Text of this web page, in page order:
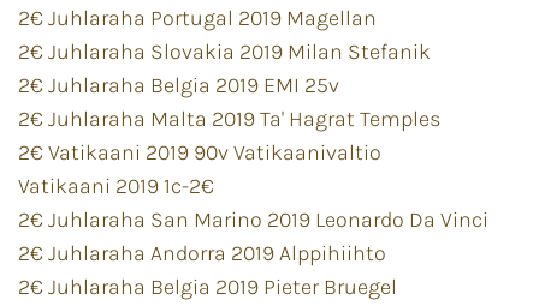
2€ Juhlaraha Portugal 2019 Magellan
2€ Juhlaraha Slovakia 2019 Milan Stefanik
2€ Juhlaraha Belgia 2019 EMI 25v
2€ Juhlaraha Malta 2019 Ta' Hagrat Temples
2€ Vatikaani 2019 90v Vatikaanivaltio
Vatikaani 2019 1c-2€
2€ Juhlaraha San Marino 2019 Leonardo Da Vinci
2€ Juhlaraha Andorra 2019 Alppihiihto
2€ Juhlaraha Belgia 2019 Pieter Bruegel